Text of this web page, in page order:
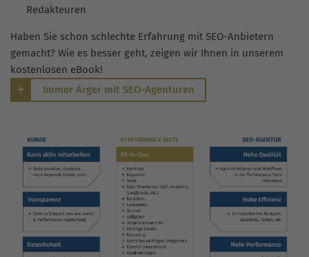
Redakteuren
Haben Sie schon schlechte Erfahrung mit SEO-Anbietern
gemacht? Wie es besser geht, zeigen wir Ihnen in unserem
kostenlosen eBook!
Immer Ärger mit SEO-Agenturen